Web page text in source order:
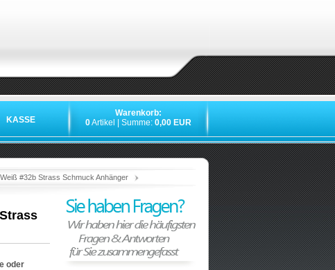
KASSE
Warenkorb:
0Artikel | Summe: 0,00 EUR
#32b Strass Schmuck Anhänger
oder